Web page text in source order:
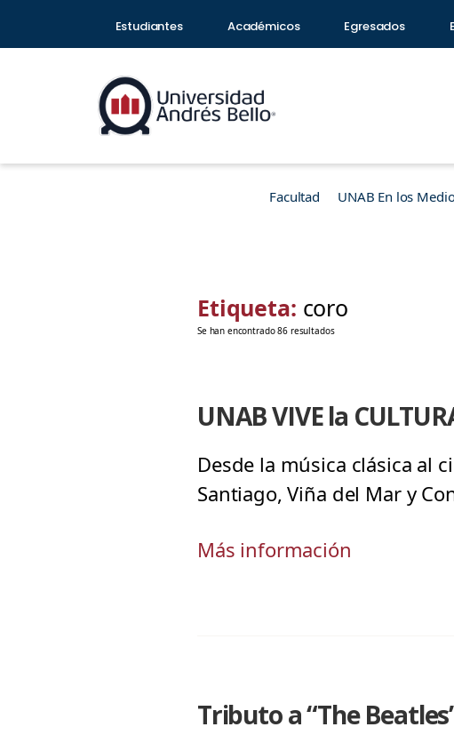
Estudiantes Académicos Egresados
Facultad UNAB En los
Etiqueta: coro
Se han encontrado 86 resultados
UNAB VIVE la
Desde la música clásica al
Santiago, Viña del Mar y
Más información
Tributo a “The